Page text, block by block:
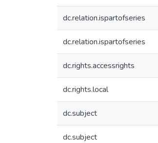
dc.relation.ispartofseries
dc.relation.ispartofseries
dc.rights.accessrights
dc.rights.local
dc.subject
dc.subject